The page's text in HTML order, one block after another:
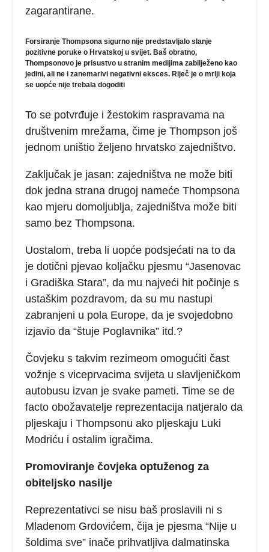
zagarantirane.
Forsiranje Thompsona sigurno nije predstavljalo slanje
pozitivne poruke o Hrvatskoj u svijet. Baš obratno,
Thompsonovo je prisustvo u stranim medijima zabilježeno kao
jedini, ali ne i zanemarivi negativni eksces. Riječ je o mrlji koja
se uopće nije trebala dogoditi
To se potvrđuje i žestokim raspravama na
društvenim mrežama, čime je Thompson još
jednom uništio željeno hrvatsko zajedništvo.
Zaključak je jasan: zajedništva ne može biti
dok jedna strana drugoj nameće Thompsona
kao mjeru domoljublja, zajedništva može biti
samo bez Thompsona.
Uostalom, treba li uopće podsjećati na to da
je dotični pjevao koljačku pjesmu “Jasenovac
i Gradiška Stara”, da mu najveći hit počinje s
ustaškim pozdravom, da su mu nastupi
zabranjeni u pola Europe, da je svojedobno
izjavio da “štuje Poglavnika” itd.?
Čovjeku s takvim rezimeom omogućiti čast
vožnje s viceprvacima svijeta u slavljeničkom
autobusu izvan je svake pameti. Time se de
facto obožavatelje reprezentacija natjeralo da
pljeskaju i Thompsonu ako pljeskaju Luki
Modriću i ostalim igračima.
Promoviranje čovjeka optuženog za
obiteljsko nasilje
Reprezentativci se nisu baš proslavili ni s
Mladenom Grdovićem, čija je pjesma “Nije u
šoldima sve” inače prihvatljiva dalmatinska